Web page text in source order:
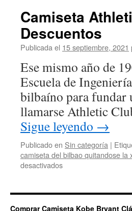
Camiseta
Descuentos
Publicada el 15 septiembre, 2021
Ese mismo año de
Escuela de
bilbaíno para fundar
llamarse Athletic
Sigue leyendo →
Publicado en Sin categoría |
camiseta del bilbao quitandose la
desactivadosen
Bilbao
–
Comprar Camiseta Kobe Bryant